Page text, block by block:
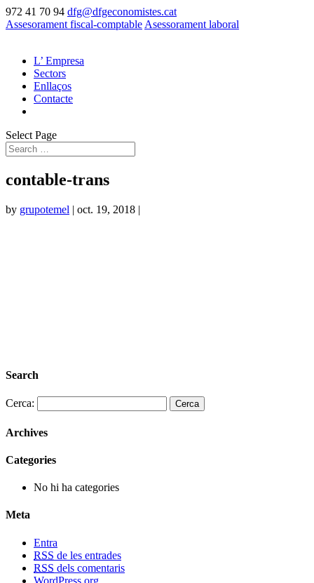
972 41 70 94 dfg@dfgeconomistes.cat
Assesorament fiscal-comptable Asessorament laboral
L’ Empresa
Sectors
Enllaços
Contacte
Select Page
contable-trans
by grupotemel | oct. 19, 2018 |
Search
Cerca:
Archives
Categories
No hi ha categories
Meta
Entra
RSS de les entrades
RSS dels comentaris
WordPress.org